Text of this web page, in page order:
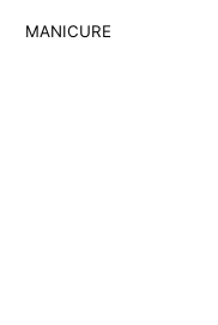
MANICURE